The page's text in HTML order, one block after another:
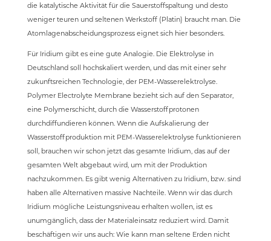
die katalytische Aktivität für die Sauerstoffspaltung und desto
weniger teuren und seltenen Werkstoff (Platin) braucht man. Die
Atomlagenabscheidungsprozess eignet sich hier besonders.
Für Iridium gibt es eine gute Analogie. Die Elektrolyse in
Deutschland soll hochskaliert werden, und das mit einer sehr
zukunftsreichen Technologie, der PEM-Wasserelektrolyse.
Polymer Electrolyte Membrane bezieht sich auf den Separator,
eine Polymerschicht, durch die Wasserstoffprotonen
durchdiffundieren können. Wenn die Aufskalierung der
Wasserstoffproduktion mit PEM-Wasserelektrolyse funktionieren
soll, brauchen wir schon jetzt das gesamte Iridium, das auf der
gesamten Welt abgebaut wird, um mit der Produktion
nachzukommen. Es gibt wenig Alternativen zu Iridium, bzw. sind
haben alle Alternativen massive Nachteile. Wenn wir das durch
Iridium mögliche Leistungsniveau erhalten wollen, ist es
unumgänglich, dass der Materialeinsatz reduziert wird. Damit
beschäftigen wir uns auch: Wie kann man seltene Erden nicht